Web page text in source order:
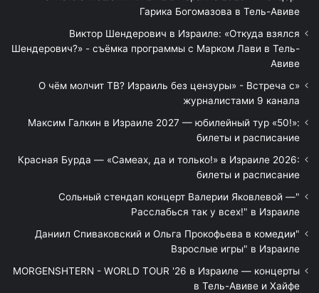
Гарика Богомазова в Тель-Авиве
Виктор Шендерович в Израиле: «Откуда взялся
Шендерович?» - съёмка программы с Марком Лави в Тель-
Авиве
«О чём молчит ТВ? Израиль без цензуры» - Встреча с
журналистами 9 канала
Максим Галкин в Израиле 2027 — юбилейный тур «50!»:
билеты и расписание
Красная Бурда — «Самеах, да и только!» в Израиле 2026:
билеты и расписание
"Сольный стендап концерт Валерии Яковлевой —
Расслабься так у всех!" в Израиле
"Даниил Спиваковский и Ольга Прокофьева в комедии
Взрослые игры" в Израиле
MORGENSHTERN - WORLD TOUR '26 в Израиле — концерты
в Тель-Авиве и Хайфе